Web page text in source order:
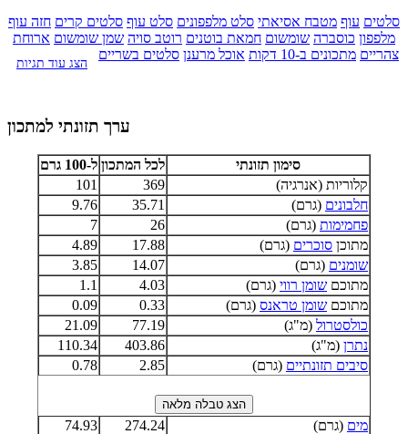
סלטים עוף מטבח אסיאתי סלט מלפפונים סלט עוף סלטים קרים חזה עוף
מלפפון כוסברה שומשום חמאת בוטנים רוטב סויה שמן שומשום ארוחת
צהריים מתכונים ב-10 דקות אוכל מרענן סלטים בשריים
הצג עוד תגיות
ערך תזונתי למתכון
סימון תזונתי לכל המתכון ל-100 גרם
קלוריות (אנרגיה)
369
101
חלבונים (גרם) 35.71
9.76
פחמימות (גרם) 26
7
מתוכן סוכרים (גרם) 17.88
4.89
שומנים (גרם) 14.07
3.85
מתוכם שומן רווי (גרם) 4.03
1.1
מתוכם שומן טראנס (גרם) 0.33
0.09
כולסטרול (מ"ג) 77.19
21.09
נתרן (מ"ג) 403.86
110.34
סיבים תזונתיים (גרם) 2.85
0.78
מים (גרם) 274.24
74.93